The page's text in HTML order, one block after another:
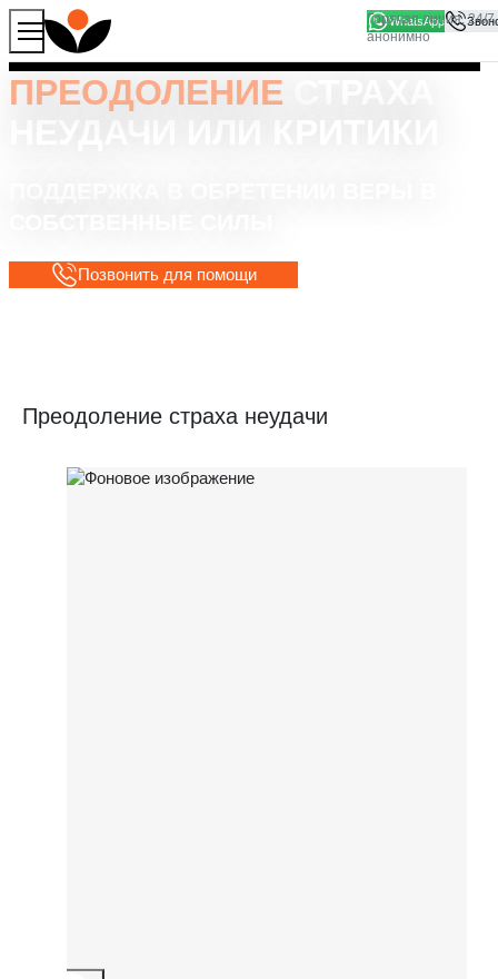
WhatsApp
ПРЕОДОЛЕНИЕ
Позвонить для помощи
Преодоление страха неудачи
Продолжая работу с сайтом, вы соглашаетесь на то, что
мы используем файлы
Хорошо